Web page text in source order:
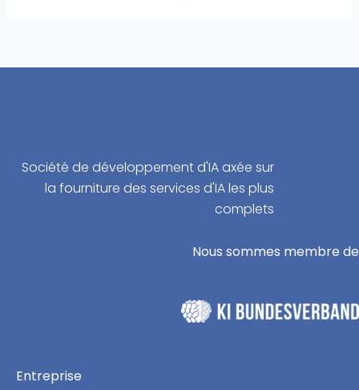
Société de développement d'IA axée sur
la fourniture des services d'IA les plus
complets
Nous sommes membre de
Entreprise